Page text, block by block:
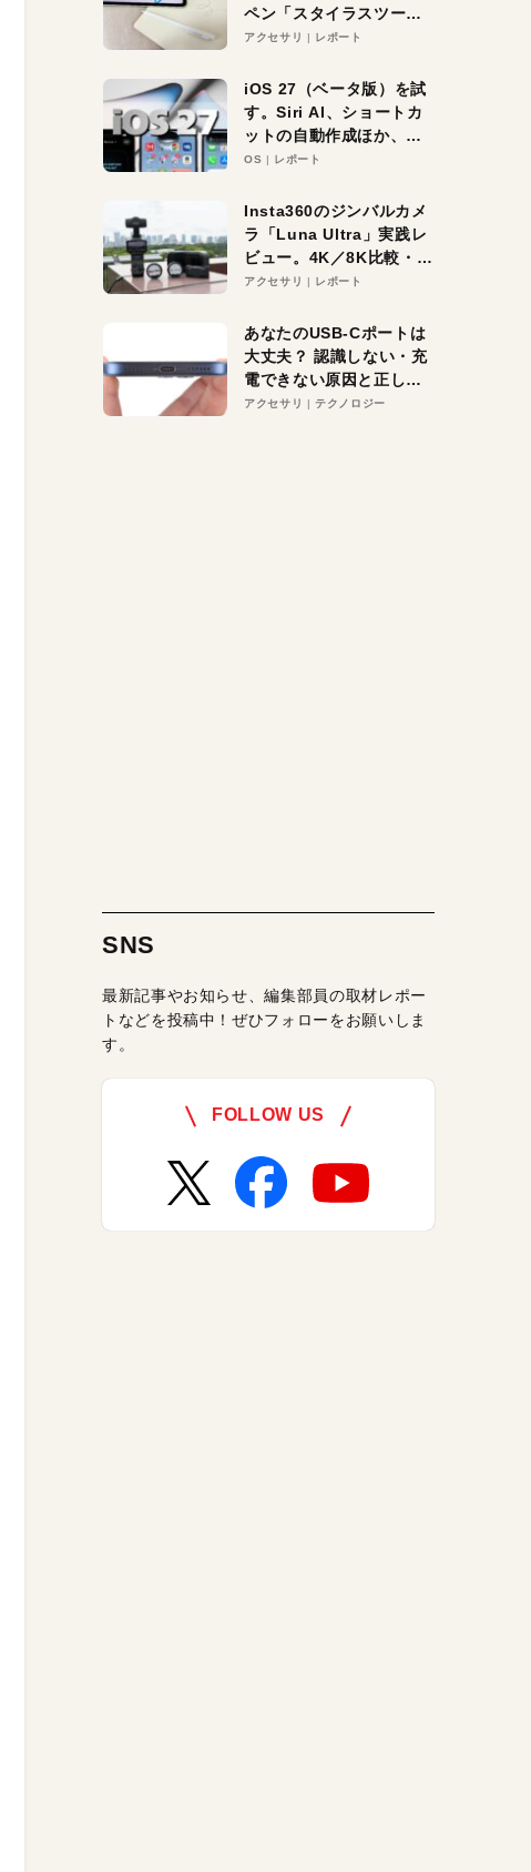
ペン「スタイラスツーウ
ェイ」レビュー。持ち替
アクセサリ レポート
iOS 27（ベータ版）を試
す。Siri AI、ショートカ
ットの自動作成ほか、期
待大の便利機能5選。
る未来はすぐそこ！
OS レポート
Insta360のジンバルカメ
ラ「Luna Ultra」実践レ
ビュー。4K／8K比較・ズ
ーム・夜間撮影をチェッ
アクセサリ レポート
あなたのUSB-Cポートは
大丈夫？ 認識しない・充
電できない原因と正しい
対策
アクセサリ テクノロジー
SNS
最新記事やお知らせ、編集部員の取材レポー
トなどを投稿中！ぜひフォローをお願いしま
す。
FOLLOW US